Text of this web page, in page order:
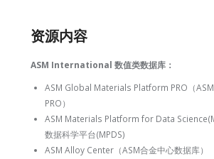
资源内容
ASM International 数值类数据库：
ASM Global Materials Platform PRO（
PRO）
ASM Materials Platform for Data
数据科学平台(MPDS)
ASM Alloy Center（ASM合金中心数据库）